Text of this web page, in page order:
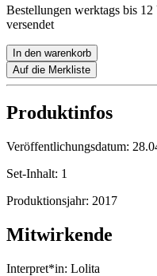
Bestellungen werktags bis
versendet
In den warenkorb
Auf die Merkliste
Produktinfos
Veröffentlichungsdatum:
Set-Inhalt: 1
Produktionsjahr: 2017
Mitwirkende
Interpret*in: Lolita